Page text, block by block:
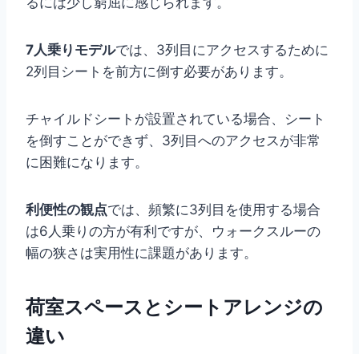
7人乗りモデルでは、3列目にアクセスするために
2列目シートを前方に倒す必要があります。
チャイルドシートが設置されている場合、シート
を倒すことができず、3列目へのアクセスが非常
に困難になります。
利便性の観点では、頻繁に3列目を使用する場合
は6人乗りの方が有利ですが、ウォークスルーの
幅の狭さは実用性に課題があります。
荷室スペースとシートアレンジの
違い